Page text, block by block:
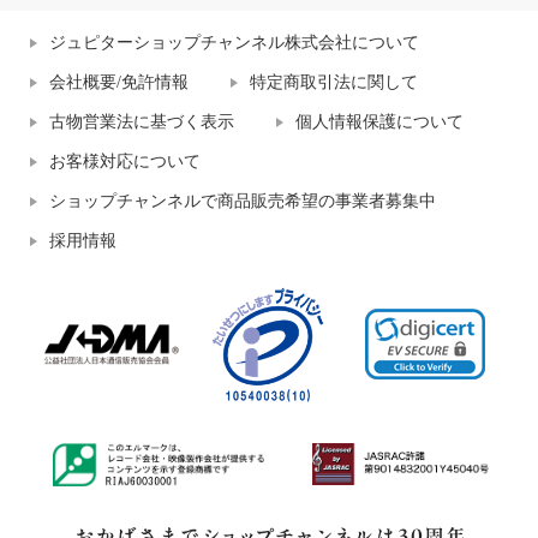
ジュピターショップチャンネル株式会社について
会社概要/免許情報 特定商取引法に関して
古物営業法に基づく表示 個人情報保護について
お客様対応について
ショップチャンネルで商品販売希望の事業者募集中
採用情報